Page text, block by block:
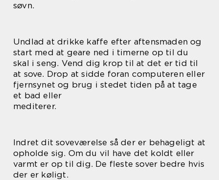
søvn.
Undlad at drikke kaffe efter aftensmaden og
start med at geare ned i timerne op til du
skal i seng. Vend dig krop til at det er tid til
at sove. Drop at sidde foran computeren eller
fjernsynet og brug i stedet tiden på at tage
et bad eller
mediterer.
Indret dit soveværelse så der er behageligt at
opholde sig. Om du vil have det koldt eller
varmt er op til dig. De fleste sover bedre hvis
der er køligt.